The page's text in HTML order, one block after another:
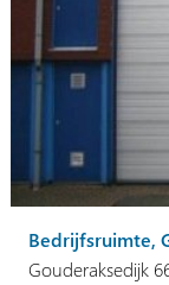
Bedrijfsruimte,
Gouderaksedijk